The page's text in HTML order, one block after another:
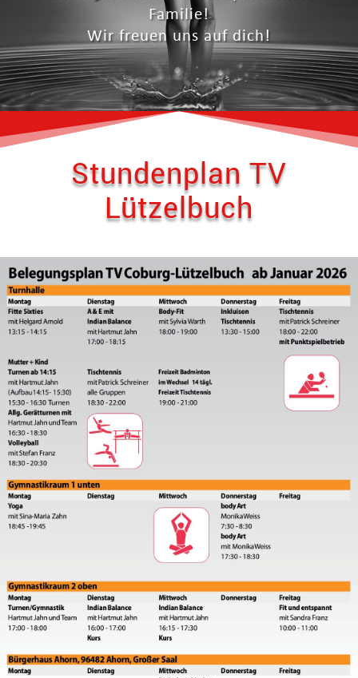
Familie!
Wir freuen uns auf dich!
Stundenplan TV
Lützelbuch